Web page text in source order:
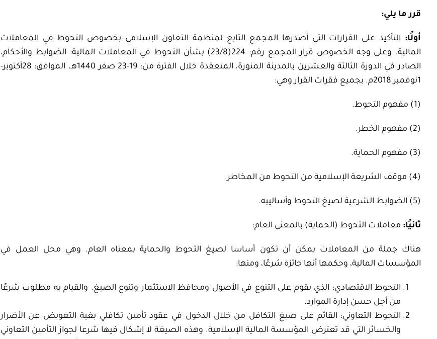
قرر ما يلي:
أولًا: التأكيد على القرارات التي أصدرها المجمع التابع لمنظمة التعاون الإسلامي بخصوص التحوط في المعاملات
المالية. وعلى وجه الخصوص قرار المجمع رقم: 224(23/8) بشأن التحوط في المعاملات المالية: الضوابط والأحكام،
الصادر في الدورة الثالثة والعشرين بالمدينة المنورة، المنعقدة خلال الفترة من: 19-23 صفر 1440هـ، الموافق: 28أكتوبر-
1نوفمبر 2018م. بجميع فقرات القرار وهي:
(1) مفهوم التحوط.
(2) مفهوم الخطر.
(3) مفهوم الحماية.
(4) موقف الشريعة الإسلامية من التحوط من المخاطر.
(5) الضوابط الشرعية لصيغ التحوط وأساليبه.
ثانيًا: معاملات التحوط (الحماية) بالمعنى العام:
هناك جملة من المعاملات يمكن أن تكون أساسا لصيغ التحوط والحماية بمعناه العام. وهي محل العمل في
المؤسسات المالية، وحكمها أنها جائزة شرعًا، ومنها:
التحوط الاقتصادي: الذي يقوم على التنوع في الأصول ومحافظ الاستثمار وتنوع الصيغ. والقيام به مطلوب شرعًا
من أجل حسن إدارة الموارد.
التحوط التعاوني: القائم على صيغ التكافل من خلال الدخول في عقود تأمين تكافلي بغية التعويض عن الأضرار
والخسائر التي قد تعترض المؤسسة المالية الإسلامية. وهذه الصيغة لا إشكال فيها شرعا لجواز التأمين التعاوني